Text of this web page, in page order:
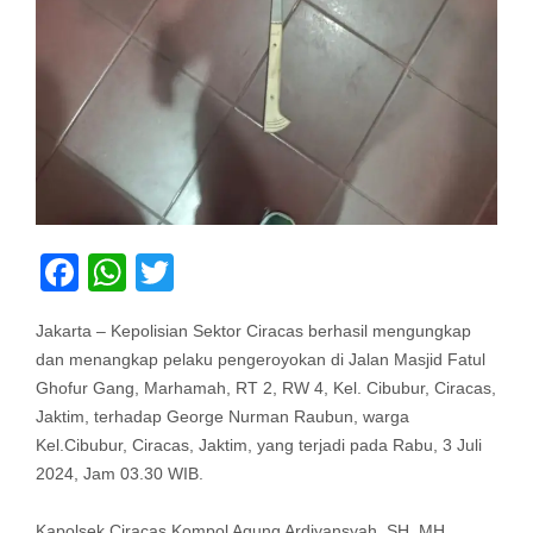
Facebook
WhatsApp
Jakarta – Kepolisian Sektor Ciracas berhasil mengungkap
dan menangkap pelaku pengeroyokan di Jalan Masjid Fatul
Ghofur Gang, Marhamah, RT 2, RW 4, Kel. Cibubur, Ciracas,
Jaktim, terhadap George Nurman Raubun, warga
Kel.Cibubur, Ciracas, Jaktim, yang terjadi pada Rabu, 3 Juli
2024, Jam 03.30 WIB.